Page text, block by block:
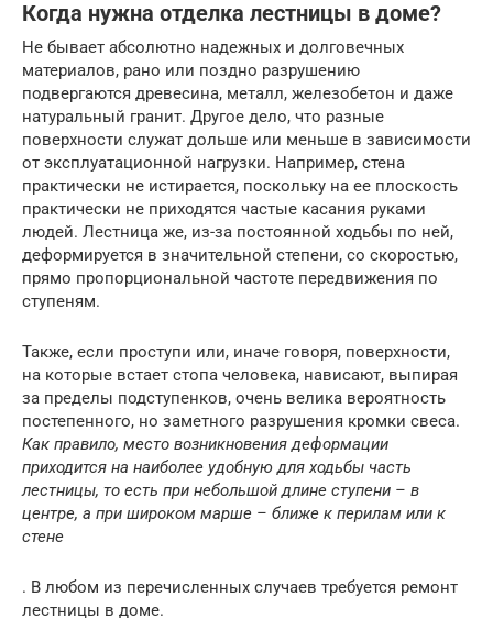
Когда нужна отделка лестницы в доме?
Не бывает абсолютно надежных и долговечных
материалов, рано или поздно разрушению
подвергаются древесина, металл, железобетон и даже
натуральный гранит. Другое дело, что разные
поверхности служат дольше или меньше в зависимости
от эксплуатационной нагрузки. Например, стена
практически не истирается, поскольку на ее плоскость
практически не приходятся частые касания руками
людей. Лестница же, из-за постоянной ходьбы по ней,
деформируется в значительной степени, со скоростью,
прямо пропорциональной частоте передвижения по
ступеням.
Также, если проступи или, иначе говоря, поверхности,
на которые встает стопа человека, нависают, выпирая
за пределы подступенков, очень велика вероятность
постепенного, но заметного разрушения кромки свеса.
Как правило, место возникновения деформации
приходится на наиболее удобную для ходьбы часть
лестницы, то есть при небольшой длине ступени – в
центре, а при широком марше – ближе к перилам или к
стене
. В любом из перечисленных случаев требуется ремонт
лестницы в доме.